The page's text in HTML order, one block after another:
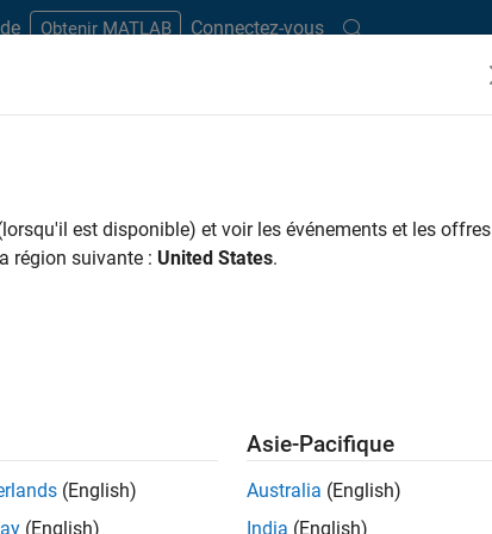
Obtenir MATLAB Connectez-vous
with
disciplines
faculty
thinking. Their
in
teams,
est disponible) et voir les événements et les offres
région suivante : United States.
(English)
(English)
Asie-Pacifique
Australia (English)
India (English)